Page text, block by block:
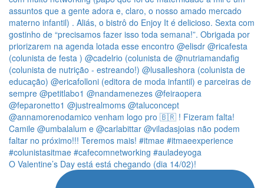
O Valentine’s Day está está chegando (dia 14/02)!